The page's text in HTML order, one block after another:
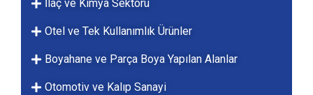
İlaç ve Kimya Sektörü
Otel ve Tek Kullanımlık Ürünler
Boyahane ve Parça Boya Yapılan Alanlar
Otomotiv ve Kalıp Sanayi